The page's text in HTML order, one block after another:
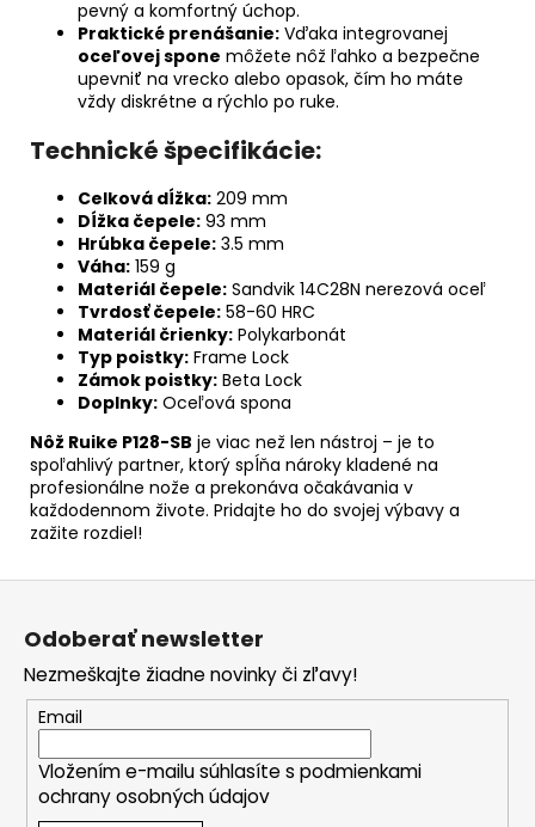
pevný a komfortný úchop.
Praktické prenášanie: Vďaka integrovanej
oceľovej spone môžete nôž ľahko a bezpečne
upevniť na vrecko alebo opasok, čím ho máte
vždy diskrétne a rýchlo po ruke.
Technické špecifikácie:
Celková dĺžka: 209 mm
Dĺžka čepele: 93 mm
Hrúbka čepele: 3.5 mm
Váha: 159 g
Materiál čepele: Sandvik 14C28N nerezová oceľ
Tvrdosť čepele: 58-60 HRC
Materiál črienky: Polykarbonát
Typ poistky: Frame Lock
Zámok poistky: Beta Lock
Doplnky: Oceľová spona
Nôž Ruike P128-SB je viac než len nástroj – je to
spoľahlivý partner, ktorý spĺňa nároky kladené na
profesionálne nože a prekonáva očakávania v
každodennom živote. Pridajte ho do svojej výbavy a
zažite rozdiel!
Odoberať newsletter
Nezmeškajte žiadne novinky či zľavy!
Email
Vložením e-mailu súhlasíte s podmienkami
ochrany osobných údajov